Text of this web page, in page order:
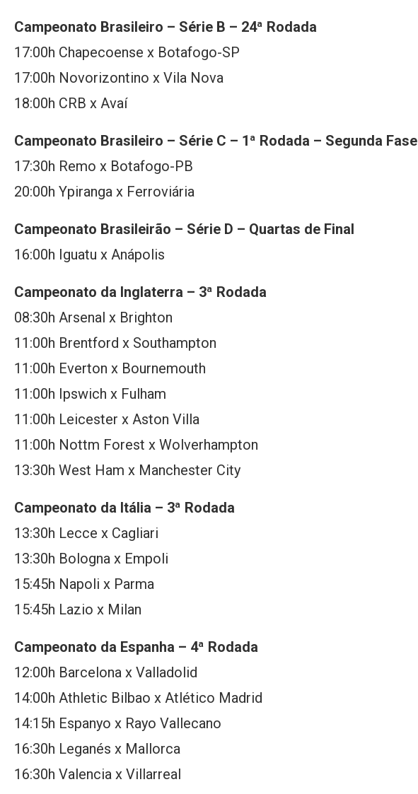
Campeonato Brasileiro – Série B – 24ª Rodada
17:00h Chapecoense x Botafogo-SP
17:00h Novorizontino x Vila Nova
18:00h CRB x Avaí
Campeonato Brasileiro – Série C – 1ª Rodada – Segunda Fase
17:30h Remo x Botafogo-PB
20:00h Ypiranga x Ferroviária
Campeonato Brasileirão – Série D – Quartas de Final
16:00h Iguatu x Anápolis
Campeonato da Inglaterra – 3ª Rodada
08:30h Arsenal x Brighton
11:00h Brentford x Southampton
11:00h Everton x Bournemouth
11:00h Ipswich x Fulham
11:00h Leicester x Aston Villa
11:00h Nottm Forest x Wolverhampton
13:30h West Ham x Manchester City
Campeonato da Itália – 3ª Rodada
13:30h Lecce x Cagliari
13:30h Bologna x Empoli
15:45h Napoli x Parma
15:45h Lazio x Milan
Campeonato da Espanha – 4ª Rodada
12:00h Barcelona x Valladolid
14:00h Athletic Bilbao x Atlético Madrid
14:15h Espanyo x Rayo Vallecano
16:30h Leganés x Mallorca
16:30h Valencia x Villarreal